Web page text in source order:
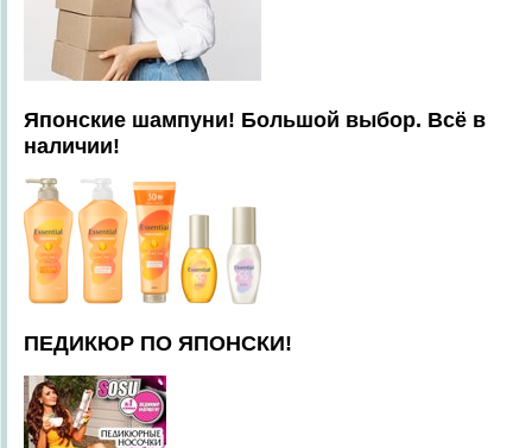
Японские шампуни! Большой выбор. Всё в
наличии!
ПЕДИКЮР ПО ЯПОНСКИ!